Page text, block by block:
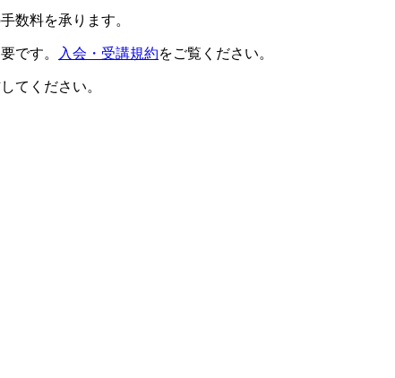
数料を承ります。
です。 入会・受講規約をご覧ください。
てください。